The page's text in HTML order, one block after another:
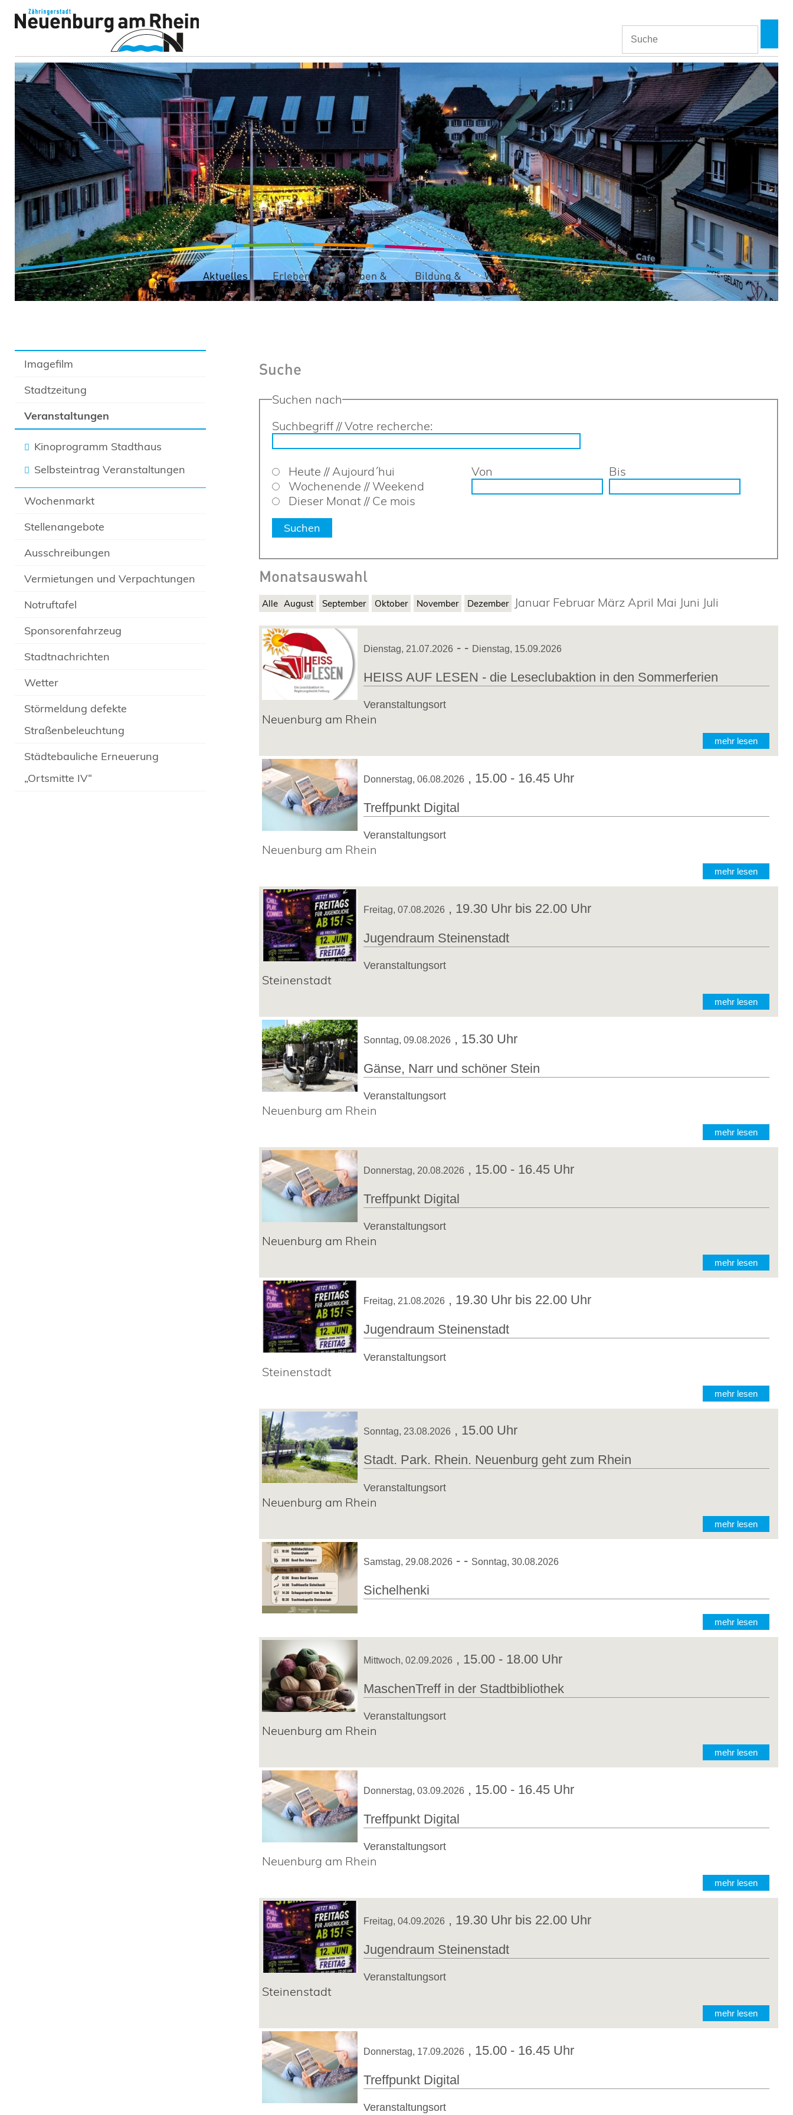
Aktuelles
Erleben &
Verweilen
Leben &
Wohnen
Bildung &
Betreuung
Wirtschaft
& Bauen
Rathaus &
Politik
Imagefilm
Stadtzeitung
Veranstaltungen
Kinoprogramm Stadthaus
Selbsteintrag Veranstaltungen
Wochenmarkt
Stellenangebote
Ausschreibungen
Vermietungen und Verpachtungen
Notruftafel
Sponsorenfahrzeug
Stadtnachrichten
Wetter
Störmeldung defekte
Straßenbeleuchtung
Städtebauliche Erneuerung
„Ortsmitte IV“
Suche
Suchen nach
Suchbegriff // Votre recherche:
Heute // Aujourd´hui
Wochenende // Weekend
Dieser Monat // Ce mois
Von Bis
Monatsauswahl
Alle August September Oktober November Dezember Januar Februar März April Mai Juni Juli
Dienstag, 21.07.2026 - - Dienstag, 15.09.2026
HEISS AUF LESEN - die Leseclubaktion in den Sommerferien
Veranstaltungsort
Neuenburg am Rhein
mehr lesen
Donnerstag, 06.08.2026 , 15.00 - 16.45 Uhr
Treffpunkt Digital
Veranstaltungsort
Neuenburg am Rhein
mehr lesen
Freitag, 07.08.2026 , 19.30 Uhr bis 22.00 Uhr
Jugendraum Steinenstadt
Veranstaltungsort
Steinenstadt
mehr lesen
Sonntag, 09.08.2026 , 15.30 Uhr
Gänse, Narr und schöner Stein
Veranstaltungsort
Neuenburg am Rhein
mehr lesen
Donnerstag, 20.08.2026 , 15.00 - 16.45 Uhr
Treffpunkt Digital
Veranstaltungsort
Neuenburg am Rhein
mehr lesen
Freitag, 21.08.2026 , 19.30 Uhr bis 22.00 Uhr
Jugendraum Steinenstadt
Veranstaltungsort
Steinenstadt
mehr lesen
Sonntag, 23.08.2026 , 15.00 Uhr
Stadt. Park. Rhein. Neuenburg geht zum Rhein
Veranstaltungsort
Neuenburg am Rhein
mehr lesen
Samstag, 29.08.2026 - - Sonntag, 30.08.2026
Sichelhenki
mehr lesen
Mittwoch, 02.09.2026 , 15.00 - 18.00 Uhr
MaschenTreff in der Stadtbibliothek
Veranstaltungsort
Neuenburg am Rhein
mehr lesen
Donnerstag, 03.09.2026 , 15.00 - 16.45 Uhr
Treffpunkt Digital
Veranstaltungsort
Neuenburg am Rhein
mehr lesen
Freitag, 04.09.2026 , 19.30 Uhr bis 22.00 Uhr
Jugendraum Steinenstadt
Veranstaltungsort
Steinenstadt
mehr lesen
Donnerstag, 17.09.2026 , 15.00 - 16.45 Uhr
Treffpunkt Digital
Veranstaltungsort